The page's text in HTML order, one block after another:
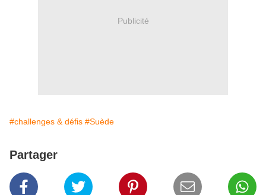
Publicité
#challenges & défis #Suède
Partager